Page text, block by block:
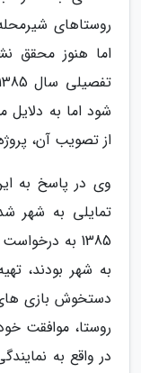
روستاهای
اما هنوز محقق
شود اما به
از تصویب آن،
وی در پاسخ به
تمایلی به شهر
1385 به
به شهر بودند،
دستخوش بازی
روستا، موافقت
در واقع به